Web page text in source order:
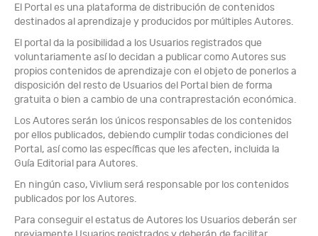
El Portal es una plataforma de distribución de contenidos
destinados al aprendizaje y producidos por múltiples Autores.
El portal da la posibilidad a los Usuarios registrados que
voluntariamente así lo decidan a publicar como Autores sus
propios contenidos de aprendizaje con el objeto de ponerlos a
disposición del resto de Usuarios del Portal bien de forma
gratuita o bien a cambio de una contraprestación económica.
Los Autores serán los únicos responsables de los contenidos
por ellos publicados, debiendo cumplir todas condiciones del
Portal, así como las específicas que les afecten, incluida la
Guía Editorial para Autores.
En ningún caso, Vivlium será responsable por los contenidos
publicados por los Autores.
Para conseguir el estatus de Autores los Usuarios deberán ser